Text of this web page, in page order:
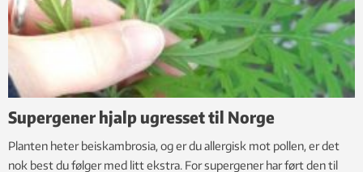
Supergener hjalp ugresset til Norge
Planten heter beiskambrosia, og er du allergisk mot pollen, er det
nok best du følger med litt ekstra. For supergener har ført den til